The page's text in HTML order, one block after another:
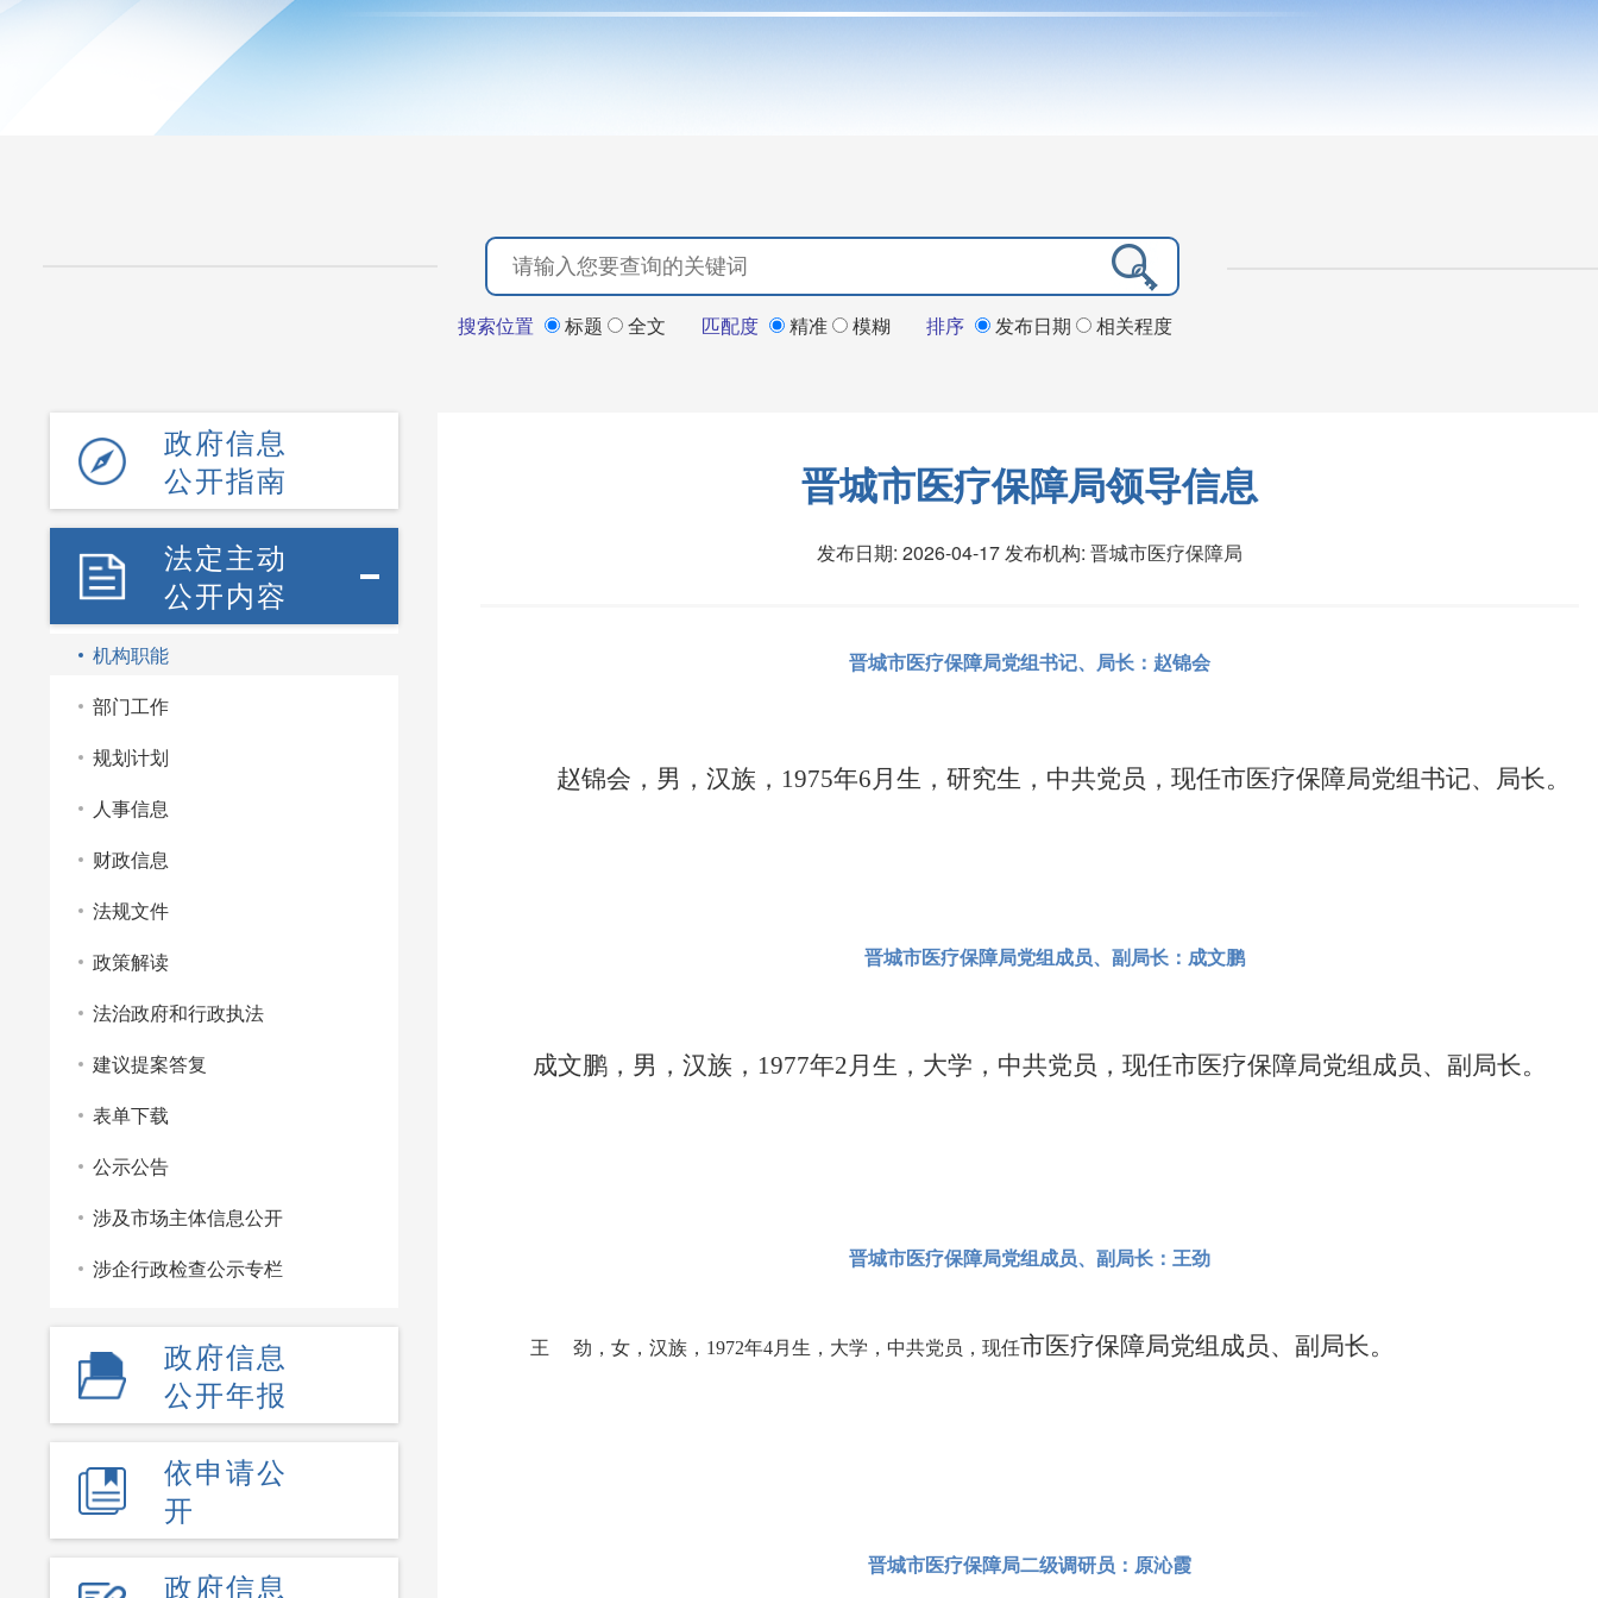
搜索位置 标题 全文 匹配度 精准 模糊 排序 发布日期 相关程度
政府信息
公开指南
法定主动
公开内容
机构职能
部门工作
规划计划
人事信息
财政信息
法规文件
政策解读
法治政府和行政执法
建议提案答复
表单下载
公示公告
涉及市场主体信息公开
涉企行政检查公示专栏
政府信息
公开年报
依申请公
开
政府信息
晋城市医疗保障局领导信息
发布日期: 2026-04-17发布机构: 晋城市医疗保障局
晋城市医疗保障局党组书记、局长：赵锦会
赵锦会，男，汉族，1975年6月生，研究生，中共党员，现任市医疗保障局党组书记、局长。
晋城市医疗保障局党组成员、副局长：成文鹏
成文鹏，男，汉族，1977年2月生，大学，中共党员，现任市医疗保障局党组成员、副局长。
晋城市医疗保障局党组成员、副局长：王劲
王 劲，女， 汉族，1972年4月生，大学，中共党员，现任市医疗保障局党组成员、副局长。
晋城市医疗保障局二级调研员：原沁霞